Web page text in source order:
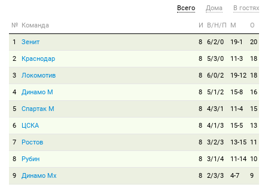
Всего Дома В гостях
№ Команда И В/Н/П М О
1 Зенит 8 6/2/0 19-1 20
2 Краснодар 8 5/3/0 11-3 18
3 Локомотив 8 6/0/2 19-12 18
4 Динамо М 8 5/1/2 15-8 16
5 Спартак М 8 4/3/1 11-4 15
6 ЦСКА 8 4/1/3 15-5 13
7 Ростов 8 3/2/3 13-15 11
8 Рубин 8 3/1/4 11-14 10
9 Динамо Мх 8 2/3/3 4-7 9